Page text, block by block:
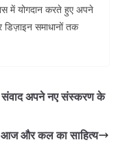
में योगदान करते हुए अपने
डिज़ाइन समाधानों तक
संवाद अपने नए संस्करण के
आज और कल का साहित्य